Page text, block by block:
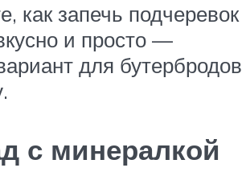
как запечь подчеревок
и просто —
для бутербродов
с минералкой